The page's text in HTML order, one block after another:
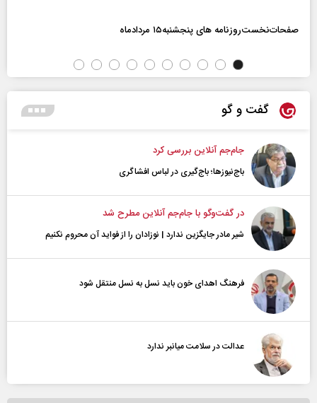
صفحات‌نخست‌روزنامه ها‌ی پنجشنبه‌۱۵ مردادماه
گفت و گو
جام‌جم آنلاین بررسی کرد
باج‌نیوزها؛ باج‌گیری در لباس افشاگری
در گفت‌و‌گو با جام‌جم آنلاین مطرح شد
شیر مادر جایگزین ندارد | نوزادان را از فواید آن محروم نکنیم
فرهنگ اهدای خون باید نسل به نسل منتقل شود
عدالت در سلامت میانبر ندارد